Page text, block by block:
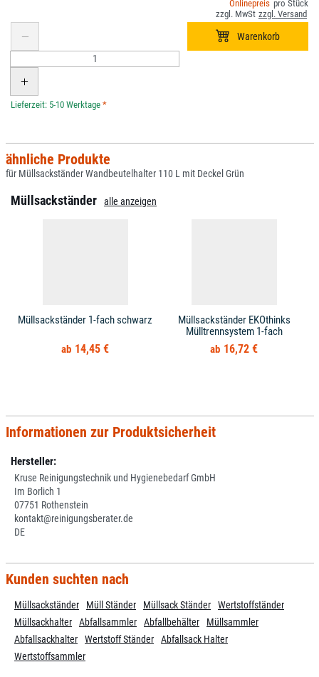
*
ähnliche Produkte
für Müllsackständer Wandbeutelhalter 110 L mit Deckel Grün
Müllsackständer alle anzeigen
Müllsackständer 1-fach schwarz
14,45 €
Müllsackständer EKOthinks
Mülltrennsystem 1-fach
16,72 €
Informationen zur Produktsicherheit
Hersteller:
Kruse Reinigungstechnik und Hygienebedarf GmbH
Im Borlich 1
07751 Rothenstein
kontakt@reinigungsberater.de
DE
Kunden suchten nach
Müllsackständer Müll Ständer Müllsack Ständer
Wertstoffständer
Müllsackhalter
Abfallsammler Abfallbehälter
Müllsammler
Abfallsackhalter
Wertstoff Ständer
Abfallsack Halter
Wertstoffsammler